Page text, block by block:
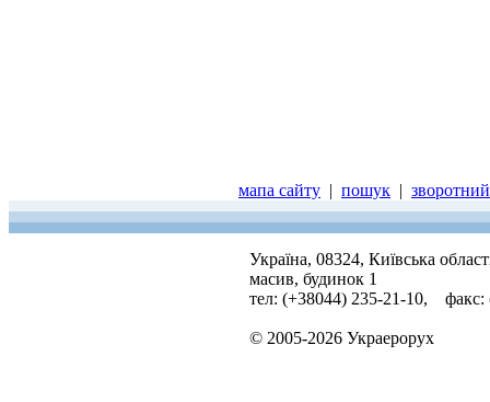
мапа сайту | пошук |
Україна, 08324, Київська
масив, будинок 1
тел: (+38044) 235-21-10, факс:
© 2005-2026 Украерорух